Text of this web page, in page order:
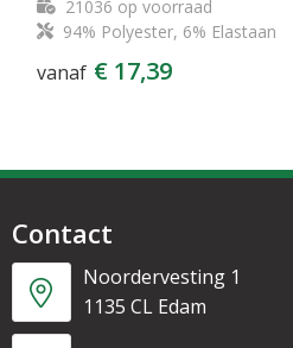
21036 op voorraad
94% Polyester, 6% Elastaan
vanaf € 17,39
Contact
Noordervesting 1
1135 CL Edam